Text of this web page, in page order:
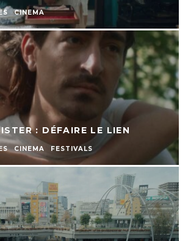
CINEMA
: DÉFAIRE LE LIEN
CINEMA FESTIVALS